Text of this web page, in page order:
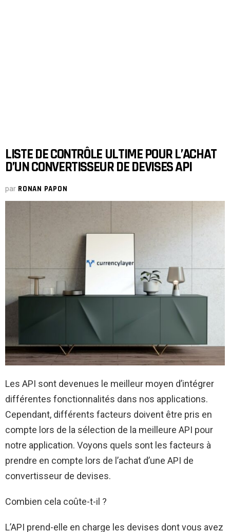
LISTE DE CONTRÔLE ULTIME POUR L’ACHAT
D’UN CONVERTISSEUR DE DEVISES API
par RONAN PAPON
Les API sont devenues le meilleur moyen d’intégrer
différentes fonctionnalités dans nos applications.
Cependant, différents facteurs doivent être pris en
compte lors de la sélection de la meilleure API pour
notre application. Voyons quels sont les facteurs à
prendre en compte lors de l’achat d’une API de
convertisseur de devises.
Combien cela coûte-t-il ?
L’API prend-elle en charge les devises dont vous avez